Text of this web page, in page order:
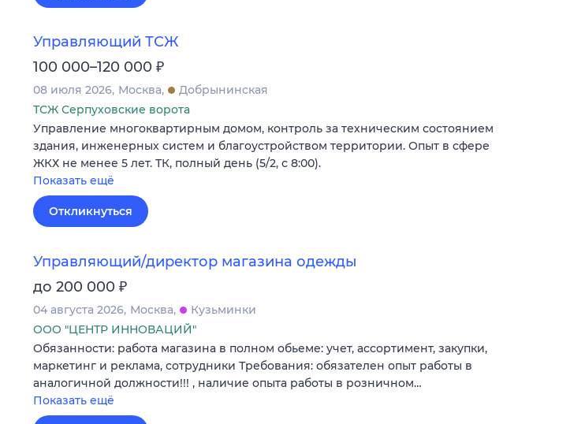
Управляющий ТСЖ
100 000–120 000 ₽
08 июля 2026 Москва
Добрынинская
ТСЖ Серпуховские ворота
Управление многоквартирным домом, контроль за техническим состоянием
здания, инженерных систем и благоустройством территории. Опыт в сфере
ЖКХ не менее 5 лет. ТК, полный день (5/2, с 8:00).
Показать ещё
Откликнуться
Управляющий/директор магазина одежды
до 200 000 ₽
04 августа 2026 Москва
Кузьминки
ООО "ЦЕНТР ИННОВАЦИЙ"
Обязанности: работа магазина в полном обьеме: учет, ассортимент, закупки,
маркетинг и реклама, сотрудники Требования: обязателен опыт работы в
аналогичной должности!!! , наличие опыта работы в розничном…
Показать ещё